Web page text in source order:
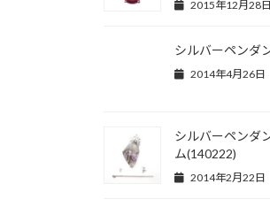
2015年12月28日
シルバーペンダ
2014年4月26日
シルバーペンダ
ム(140222)
2014年2月22日